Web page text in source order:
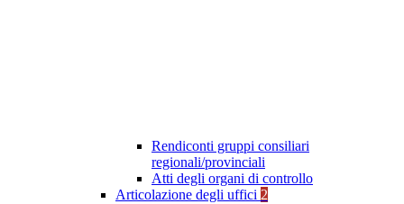
Rendiconti gruppi consiliari
regionali/provinciali
Atti degli organi di controllo
Articolazione degli uffici 2